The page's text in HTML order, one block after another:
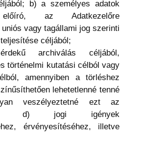
b) a személyes adatok
az Adatkezelőre
vagy tagállami jog szerinti
céljából;
archiválás céljából,
történelmi kutatási célból vagy
amennyiben a törléshez
lehetetlenné tenné
veszélyeztetné ezt az
d) jogi igények
érvényesítéséhez, illetve